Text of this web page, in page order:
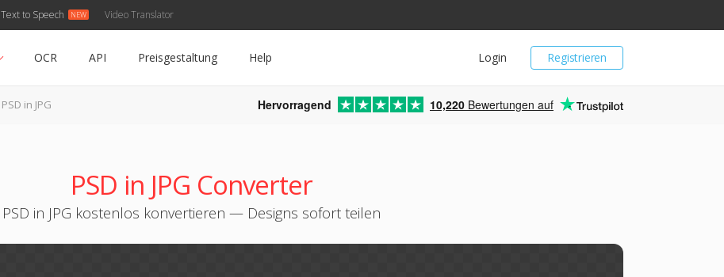
Text to Speech Video Translator
Registrieren
Login
OCR API Preisgestaltung Help
PSD in JPG Hervorragend 10,220 Bewertungen auf
PSD in JPG Converter
PSD in JPG kostenlos konvertieren — Designs sofort teilen